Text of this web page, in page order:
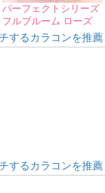
パーフェクトシリーズ
フルブルーム ローズ
するカラコンを推薦
するカラコンを推薦